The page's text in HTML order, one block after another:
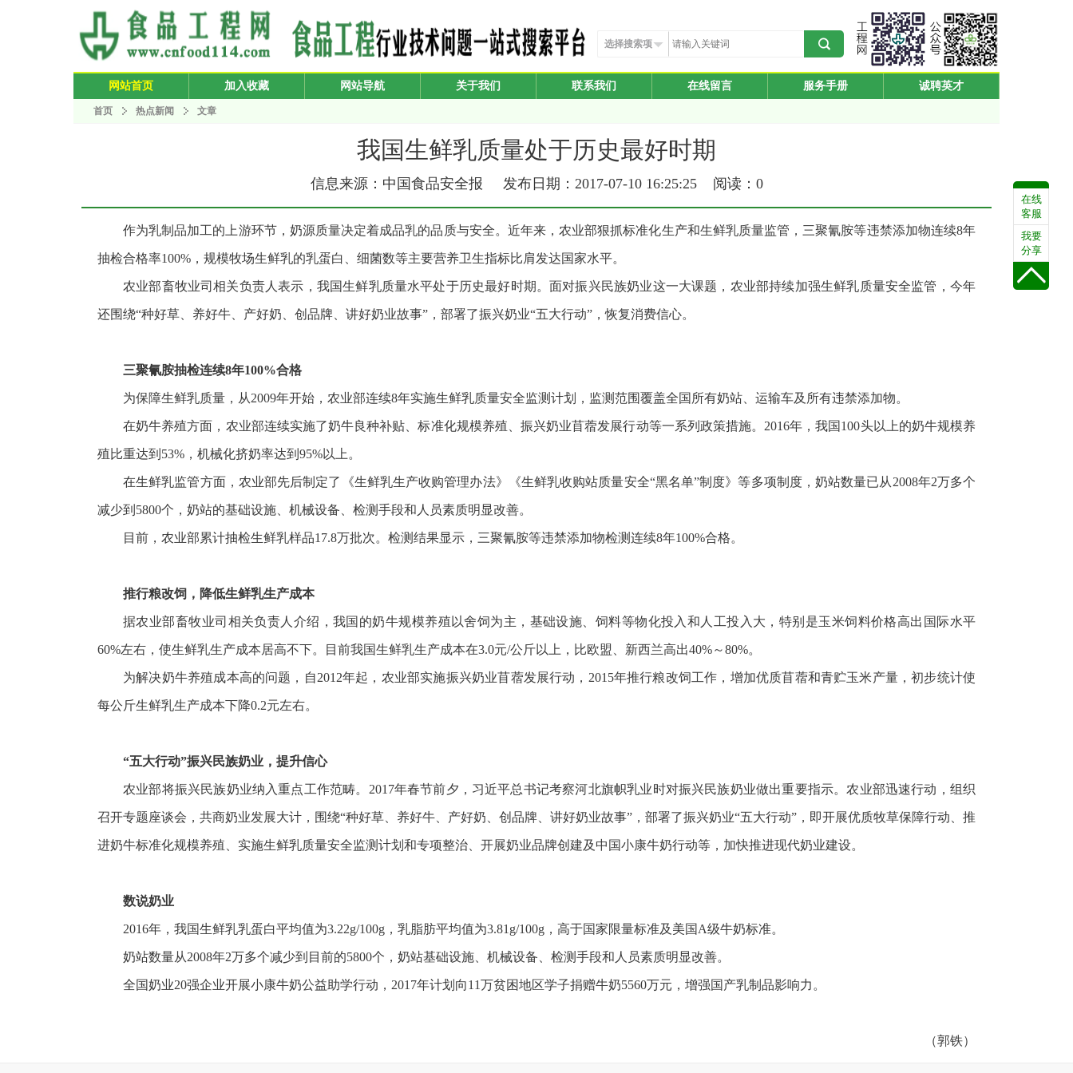
选择搜索项
网站首页 加入收藏 网站导航 关于我们 联系我们 在线留言 服务手册 诚聘英才
首页 热点新闻 文章
我国生鲜乳质量处于历史最好时期
信息来源：中国食品安全报 发布日期：2017-07-10 16:25:25 阅读： 0
作为乳制品加工的上游环节，奶源质量决定着成品乳的品质与安全。近年来，农业部狠抓标准化生产和生鲜乳质量监管，三聚氰胺等违禁添加物连续8年
抽检合格率100%，规模牧场生鲜乳的乳蛋白、细菌数等主要营养卫生指标比肩发达国家水平。
农业部畜牧业司相关负责人表示，我国生鲜乳质量水平处于历史最好时期。面对振兴民族奶业这一大课题，农业部持续加强生鲜乳质量安全监管，今年
还围绕“种好草、养好牛、产好奶、创品牌、讲好奶业故事”，部署了振兴奶业“五大行动”，恢复消费信心。
三聚氰胺抽检连续8年100%合格
为保障生鲜乳质量，从2009年开始，农业部连续8年实施生鲜乳质量安全监测计划，监测范围覆盖全国所有奶站、运输车及所有违禁添加物。
在奶牛养殖方面，农业部连续实施了奶牛良种补贴、标准化规模养殖、振兴奶业苜蓿发展行动等一系列政策措施。2016年，我国100头以上的奶牛规模养
殖比重达到53%，机械化挤奶率达到95%以上。
在生鲜乳监管方面，农业部先后制定了《生鲜乳生产收购管理办法》《生鲜乳收购站质量安全“黑名单”制度》等多项制度，奶站数量已从2008年2万多个
减少到5800个，奶站的基础设施、机械设备、检测手段和人员素质明显改善。
目前，农业部累计抽检生鲜乳样品17.8万批次。检测结果显示，三聚氰胺等违禁添加物检测连续8年100%合格。
推行粮改饲，降低生鲜乳生产成本
据农业部畜牧业司相关负责人介绍，我国的奶牛规模养殖以舍饲为主，基础设施、饲料等物化投入和人工投入大，特别是玉米饲料价格高出国际水平
60%左右，使生鲜乳生产成本居高不下。目前我国生鲜乳生产成本在3.0元/公斤以上，比欧盟、新西兰高出40%～80%。
为解决奶牛养殖成本高的问题，自2012年起，农业部实施振兴奶业苜蓿发展行动，2015年推行粮改饲工作，增加优质苜蓿和青贮玉米产量，初步统计使
每公斤生鲜乳生产成本下降0.2元左右。
“五大行动”振兴民族奶业，提升信心
农业部将振兴民族奶业纳入重点工作范畴。2017年春节前夕，习近平总书记考察河北旗帜乳业时对振兴民族奶业做出重要指示。农业部迅速行动，组织
召开专题座谈会，共商奶业发展大计，围绕“种好草、养好牛、产好奶、创品牌、讲好奶业故事”，部署了振兴奶业“五大行动”，即开展优质牧草保障行动、推
进奶牛标准化规模养殖、实施生鲜乳质量安全监测计划和专项整治、开展奶业品牌创建及中国小康牛奶行动等，加快推进现代奶业建设。
数说奶业
2016年，我国生鲜乳乳蛋白平均值为3.22g/100g，乳脂肪平均值为3.81g/100g，高于国家限量标准及美国A级牛奶标准。
奶站数量从2008年2万多个减少到目前的5800个，奶站基础设施、机械设备、检测手段和人员素质明显改善。
全国奶业20强企业开展小康牛奶公益助学行动，2017年计划向11万贫困地区学子捐赠牛奶5560万元，增强国产乳制品影响力。
（郭铁）
在线
客服
我要
分享